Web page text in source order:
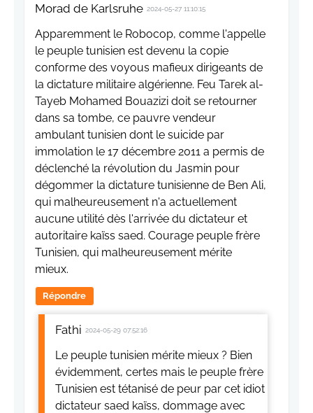
Morad de Karlsruhe 2024-05-27 11:10:15
Apparemment le Robocop, comme l'appelle
le peuple tunisien est devenu la copie
conforme des voyous mafieux dirigeants de
la dictature militaire algérienne. Feu Tarek al-
Tayeb Mohamed Bouazizi doit se retourner
dans sa tombe, ce pauvre vendeur
ambulant tunisien dont le suicide par
immolation le 17 décembre 2011 a permis de
déclenché la révolution du Jasmin pour
dégommer la dictature tunisienne de Ben Ali,
qui malheureusement n'a actuellement
aucune utilité dès l'arrivée du dictateur et
autoritaire kaïss saed. Courage peuple frère
Tunisien, qui malheureusement mérite
mieux.
Répondre
Fathi 2024-05-29 07:52:16
Le peuple tunisien mérite mieux ? Bien
évidemment, certes mais le peuple frère
Tunisien est tétanisé de peur par cet idiot
dictateur saed kaïss, dommage avec